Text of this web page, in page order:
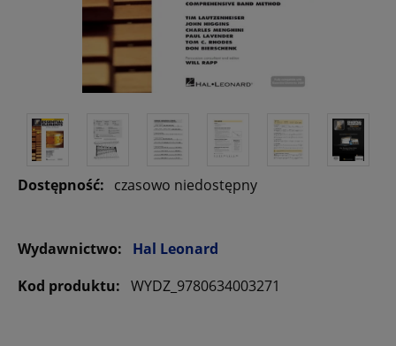
Dostępność: czasowo niedostępny
Wydawnictwo:
Hal Leonard
Kod produktu: WYDZ_9780634003271